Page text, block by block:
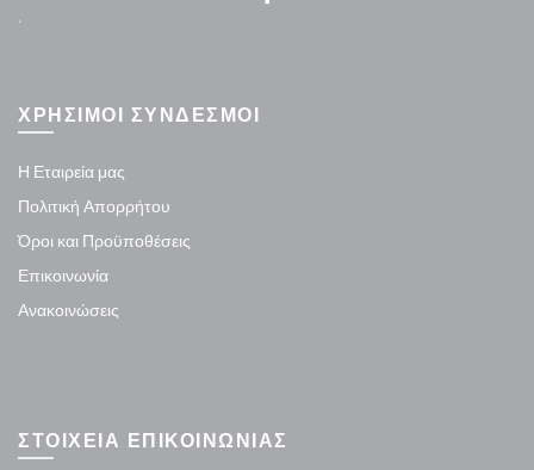
.
ΧΡΗΣΙΜΟΙ ΣΥΝΔΕΣΜΟΙ
Η Εταιρεία μας
Πολιτική Απορρήτου
Όροι και Προϋποθέσεις
Επικοινωνία
Ανακοινώσεις
ΣΤΟΙΧΕΙΑ ΕΠΙΚΟΙΝΩΝΙΑΣ